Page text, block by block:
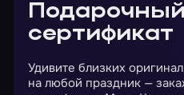
Подарочный
сертификат
Удивите близких
на любой праздник —